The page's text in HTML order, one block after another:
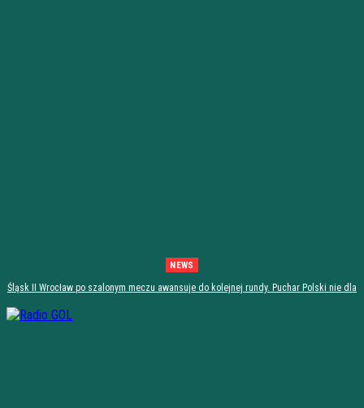
NEWS
Śląsk II Wrocław po szalonym meczu awansuje do kolejnej rundy. Puchar Polski nie dla